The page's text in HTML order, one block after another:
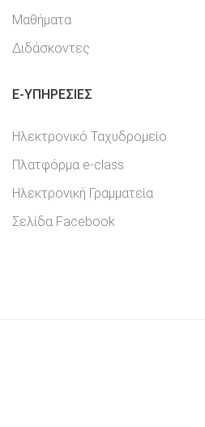
Μαθήματα
Διδάσκοντες
E-YΠΗΡΕΣΊΕΣ
Ηλεκτρονικό Ταχυδρομείο
Πλατφόρμα e-class
Ηλεκτρονική Γραμματεία
Σελίδα Facebook